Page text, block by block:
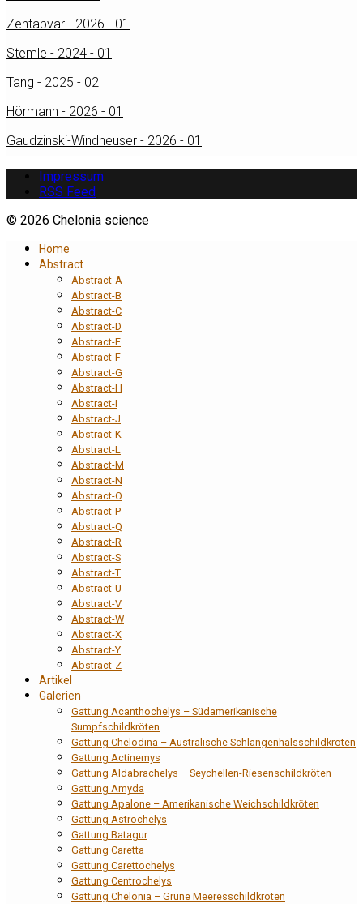
Zehtabvar - 2026 - 01
Stemle - 2024 - 01
Tang - 2025 - 02
Hörmann - 2026 - 01
Gaudzinski-Windheuser - 2026 - 01
Impressum
RSS Feed
© 2026 Chelonia science
Home
Abstract
Abstract-A
Abstract-B
Abstract-C
Abstract-D
Abstract-E
Abstract-F
Abstract-G
Abstract-H
Abstract-I
Abstract-J
Abstract-K
Abstract-L
Abstract-M
Abstract-N
Abstract-O
Abstract-P
Abstract-Q
Abstract-R
Abstract-S
Abstract-T
Abstract-U
Abstract-V
Abstract-W
Abstract-X
Abstract-Y
Abstract-Z
Artikel
Galerien
Gattung Acanthochelys – Südamerikanische
Sumpfschildkröten
Gattung Chelodina – Australische Schlangenhalsschildkröten
Gattung Actinemys
Gattung Aldabrachelys – Seychellen-Riesenschildkröten
Gattung Amyda
Gattung Apalone – Amerikanische Weichschildkröten
Gattung Astrochelys
Gattung Batagur
Gattung Caretta
Gattung Carettochelys
Gattung Centrochelys
Gattung Chelonia – Grüne Meeresschildkröten